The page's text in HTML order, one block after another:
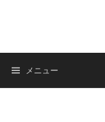
ン
メニュー